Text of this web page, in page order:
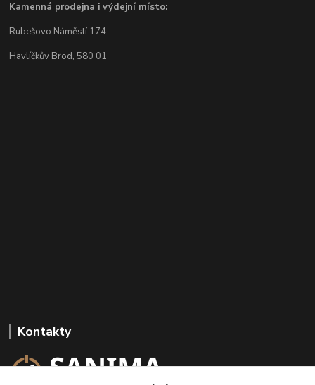
Kamenná prodejna i výdejní místo:
Rubešovo Náměstí 174
Havlíčkův Brod, 580 01
Kontakty